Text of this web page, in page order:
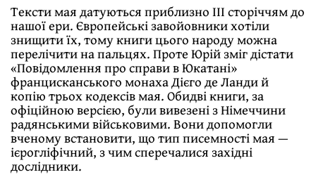
Тексти мая датуються приблизно ІІІ сторіччям до
нашої ери. Європейські завойовники хотіли
знищити їх, тому книги цього народу можна
перелічити на пальцях. Проте Юрій зміг дістати
«Повідомлення про справи в Юкатані»
францисканського монаха Дієго де Ланди й
копію трьох кодексів мая. Обидві книги, за
офіційною версією, були вивезені з Німеччини
радянськими військовими. Вони допомогли
вченому встановити, що тип писемності мая —
ієрогліфічний, з чим сперечалися західні
дослідники.